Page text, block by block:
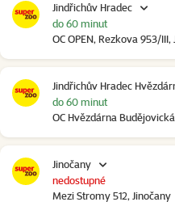
Jindřichův Hradec
OC OPEN, Rezkova 953/
do 60 minut
Jindřichův Hradec
OC Hvězdárna
do 60 minut
Jinočany
Mezi Stromy 512, Jinočany
nedostupné